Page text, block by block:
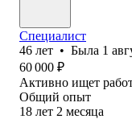
Специалист
46 лет • Была 1
60 000 ₽
Активно ищет
Общий опыт
18 лет 2 месяца